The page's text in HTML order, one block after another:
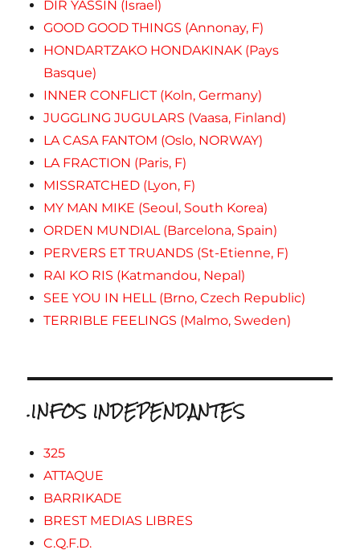
DIR YASSIN (Israel)
GOOD GOOD THINGS (Annonay, F)
HONDARTZAKO HONDAKINAK (Pays
Basque)
INNER CONFLICT (Koln, Germany)
JUGGLING JUGULARS (Vaasa, Finland)
LA CASA FANTOM (Oslo, NORWAY)
LA FRACTION (Paris, F)
MISSRATCHED (Lyon, F)
MY MAN MIKE (Seoul, South Korea)
ORDEN MUNDIAL (Barcelona, Spain)
PERVERS ET TRUANDS (St-Etienne, F)
RAI KO RIS (Katmandou, Nepal)
SEE YOU IN HELL (Brno, Czech Republic)
TERRIBLE FEELINGS (Malmo, Sweden)
.INFOS INDEPENDANTES
325
ATTAQUE
BARRIKADE
BREST MEDIAS LIBRES
C.Q.F.D.